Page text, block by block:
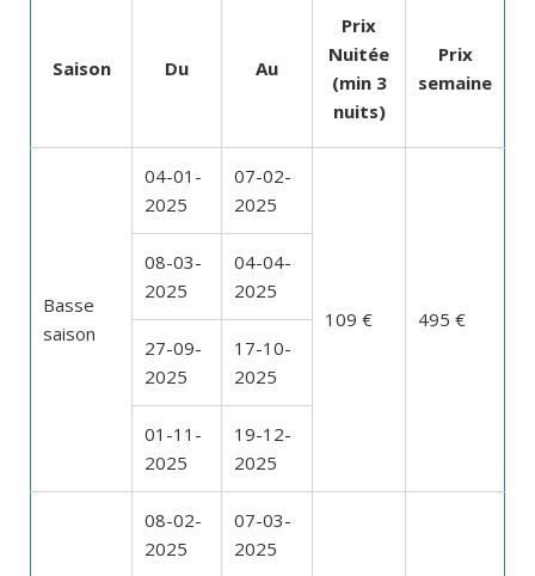
Saison Du Au
Prix
Nuitée
(min 3
nuits)
Prix
semaine
Basse
saison
04-01-
2025
07-02-
2025
109 € 495 €
08-03-
2025
04-04-
2025
27-09-
2025
17-10-
2025
01-11-
2025
19-12-
2025
08-02-
2025
07-03-
2025